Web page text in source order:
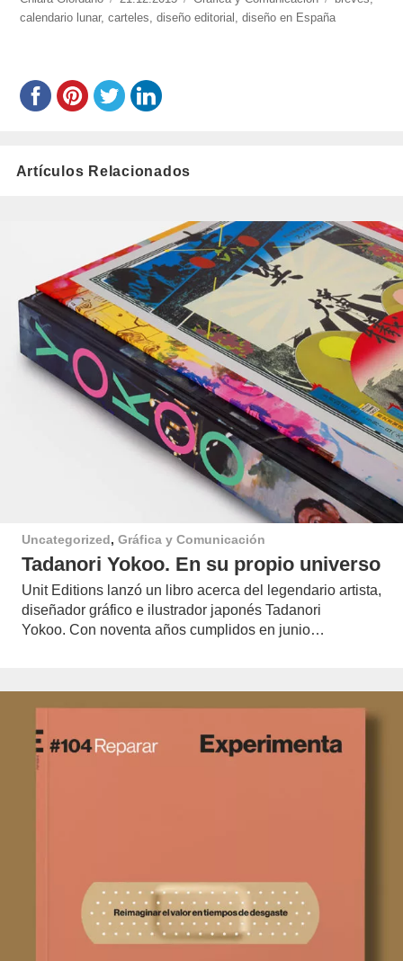
giordano/
el
calendario lunar,carteles,diseño editorial ,diseño en España
Artículos Relacionados
Uncategorized, Gráfica y Comunicación
Tadanori Yokoo. En su propio universo
Unit Editions lanzó un libro acerca del legendario artista,
diseñador gráfico e ilustrador japonés Tadanori
Yokoo. Con noventa años cumplidos en junio…